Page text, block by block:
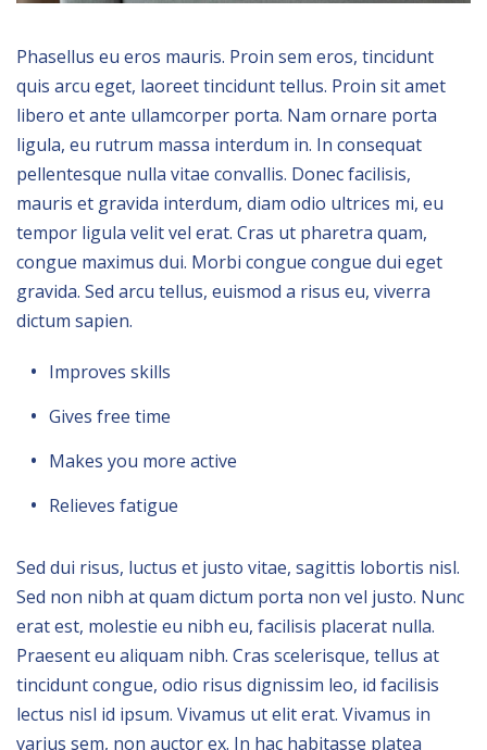
Phasellus eu eros mauris. Proin sem eros, tincidunt
quis arcu eget, laoreet tincidunt tellus. Proin sit amet
libero et ante ullamcorper porta. Nam ornare porta
ligula, eu rutrum massa interdum in. In consequat
pellentesque nulla vitae convallis. Donec facilisis,
mauris et gravida interdum, diam odio ultrices mi, eu
tempor ligula velit vel erat. Cras ut pharetra quam,
congue maximus dui. Morbi congue congue dui eget
gravida. Sed arcu tellus, euismod a risus eu, viverra
dictum sapien.
Improves skills
Gives free time
Makes you more active
Relieves fatigue
Sed dui risus, luctus et justo vitae, sagittis lobortis nisl.
Sed non nibh at quam dictum porta non vel justo. Nunc
erat est, molestie eu nibh eu, facilisis placerat nulla.
Praesent eu aliquam nibh. Cras scelerisque, tellus at
tincidunt congue, odio risus dignissim leo, id facilisis
lectus nisl id ipsum. Vivamus ut elit erat. Vivamus in
varius sem, non auctor ex. In hac habitasse platea